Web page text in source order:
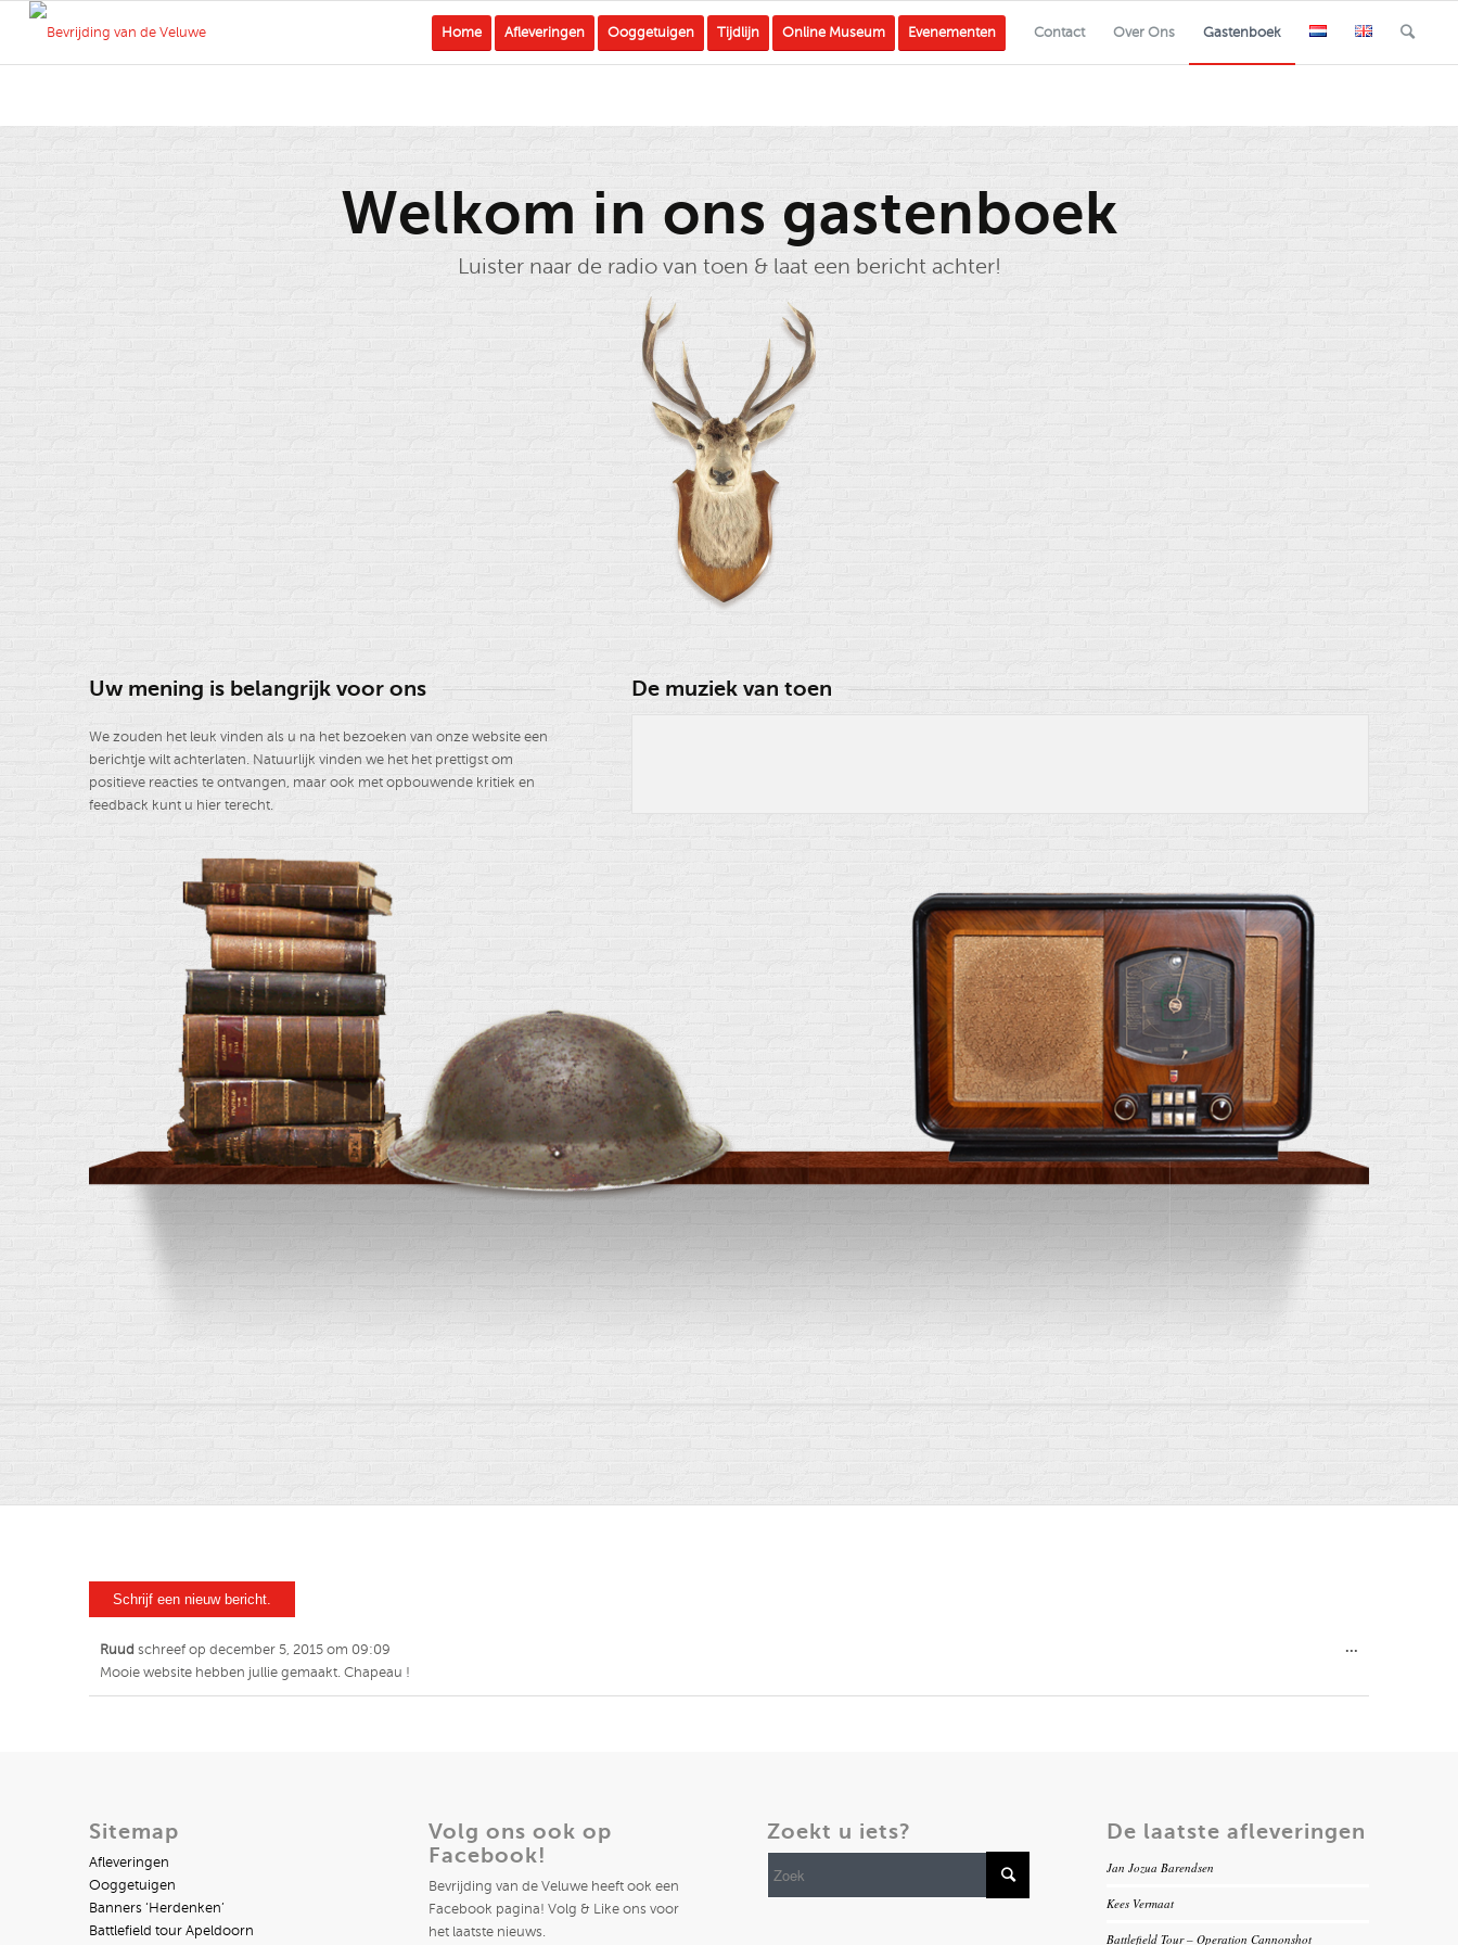
Home Afleveringen Ooggetuigen Tijdlijn Online Museum Evenementen Contact Over Ons Gastenboek
Welkom in ons gastenboek
Luister naar de radio van toen & laat een bericht achter!
Uw mening is belangrijk voor ons
We zouden het leuk vinden als u na het bezoeken van onze website een
berichtje wilt achterlaten. Natuurlijk vinden we het het prettigst om
positieve reacties te ontvangen, maar ook met opbouwende kritiek en
feedback kunt u hier terecht.
De muziek van toen
Ruud schreef op december 5, 2015 om 09:09
Mooie website hebben jullie gemaakt. Chapeau !
...
Sitemap
Afleveringen
Ooggetuigen
Banners ‘Herdenken’
Battlefield tour Apeldoorn
Volg ons ook op
Facebook!
Bevrijding van de Veluwe heeft ook een
Facebook pagina! Volg & Like ons voor
het laatste nieuws.
Zoekt u iets? De laatste afleveringen
Jan Jozua Barendsen
Kees Vermaat
Battlefield Tour – Operation Cannonshot